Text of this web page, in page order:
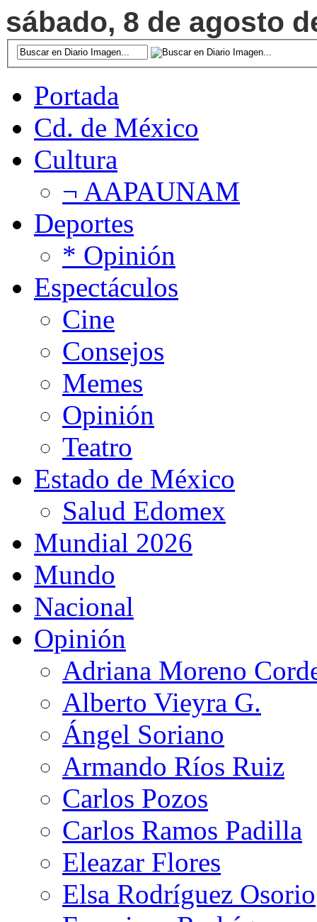
sábado, 8 de agosto
Portada
Cd. de México
Cultura
¬ AAPAUNAM
Deportes
* Opinión
Espectáculos
Cine
Consejos
Memes
Opinión
Teatro
Estado de México
Salud Edomex
Mundial 2026
Mundo
Nacional
Opinión
Adriana Moreno
Alberto Vieyra G.
Ángel Soriano
Armando Ríos Ruiz
Carlos Pozos
Carlos Ramos Padilla
Eleazar Flores
Elsa Rodríguez Osorio